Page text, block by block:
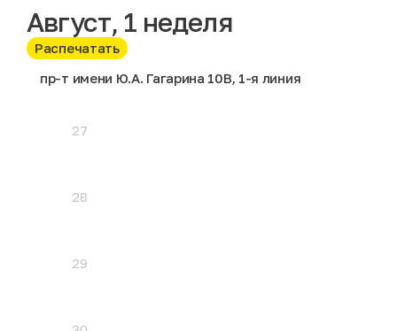
Август, 1 неделя
Распечатать
пр-т имени Ю.А. Гагарина 10В, 1-я линия
27
28
29